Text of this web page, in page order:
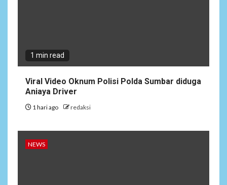
1 min read
Viral Video Oknum Polisi Polda Sumbar diduga
Aniaya Driver
1 hari ago redaksi
NEWS